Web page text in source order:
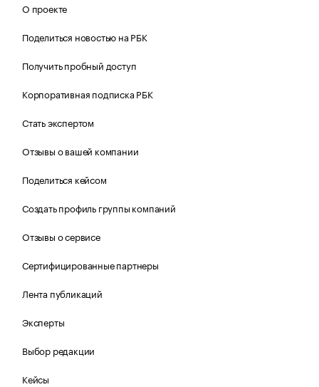
О проекте
Поделиться новостью на РБК
Получить пробный доступ
Корпоративная подписка РБК
Стать экспертом
Отзывы о вашей компании
Поделиться кейсом
Создать профиль группы компаний
Отзывы о сервисе
Сертифицированные партнеры
Лента публикаций
Эксперты
Выбор редакции
Кейсы